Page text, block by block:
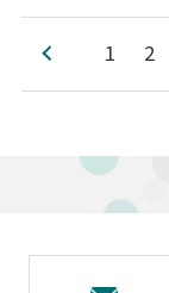
前へ 1 2